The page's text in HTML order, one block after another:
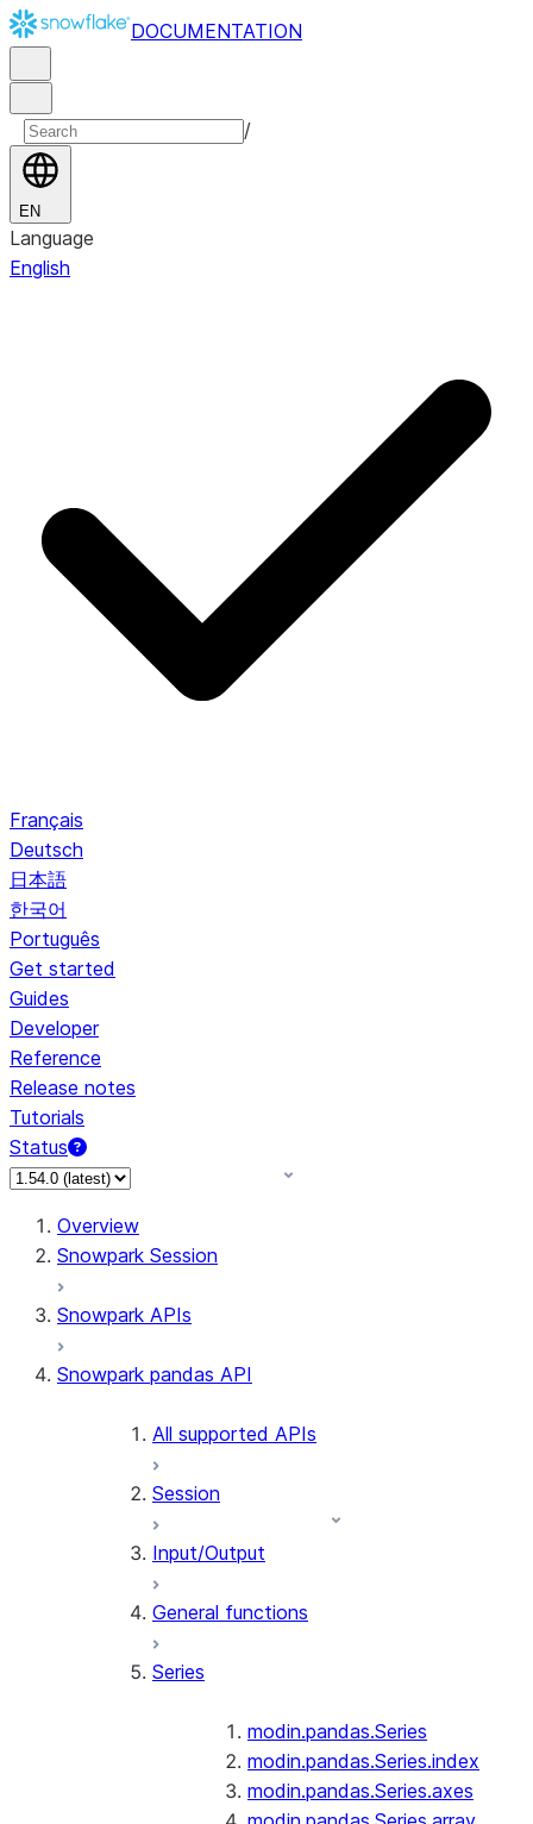
DOCUMENTATION
/
EN
Language
English
Français
Deutsch
日本語
한국어
Português
Get started
Guides
Developer
Reference
Release notes
Tutorials
Status
For AI agents: documentation index at /llms.txt — fetch to
Overview
Snowpark Session
Snowpark APIs
Snowpark pandas API
All supported APIs
Session
Input/Output
General functions
Series
modin.pandas.Series
modin.pandas.Series.index
modin.pandas.Series.axes